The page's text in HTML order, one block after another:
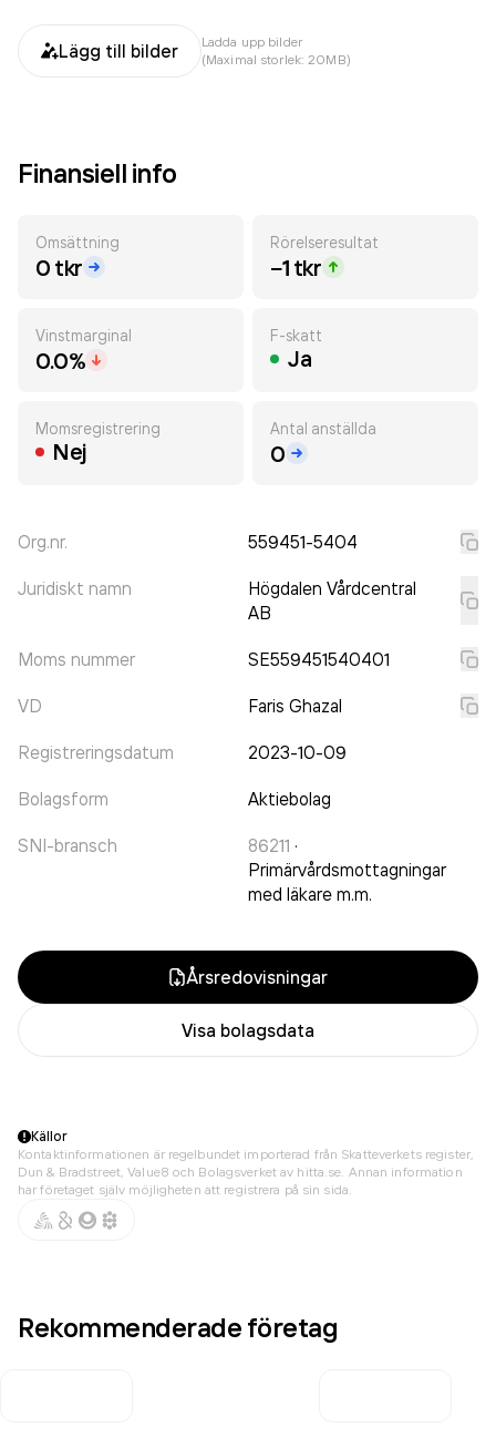
Lägg till bilder
Ladda upp bilder
(Maximal storlek: 20MB)
Finansiell info
Omsättning
0 tkr
Rörelseresultat
−1 tkr
Vinstmarginal
0.0%
F-skatt
Ja
Momsregistrering
Nej
Antal anställda
0
Org.nr. 559451-5404
Juridiskt namn
Högdalen Vårdcentral
AB
Moms nummer SE559451540401
VD Faris Ghazal
Registreringsdatum 2023-10-09
Bolagsform Aktiebolag
SNI-bransch 86211 ·
Primärvårdsmottagningar
med läkare m.m.
Årsredovisningar
Visa bolagsdata
Källor
Kontaktinformationen är regelbundet importerad från Skatteverkets register,
Dun & Bradstreet, Value8 och Bolagsverket av hitta.se. Annan information
har företaget själv möjligheten att registrera på sin sida.
Rekommenderade företag